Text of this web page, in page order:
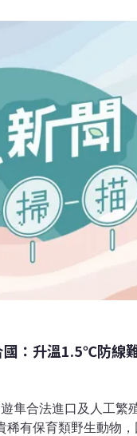
場昨（25）日召開記
花1萬元回收，有些農
天燃燒，反而造成更嚴
：升溫1.5℃防線
隼合法進口及人工繁
有保育類野生動物